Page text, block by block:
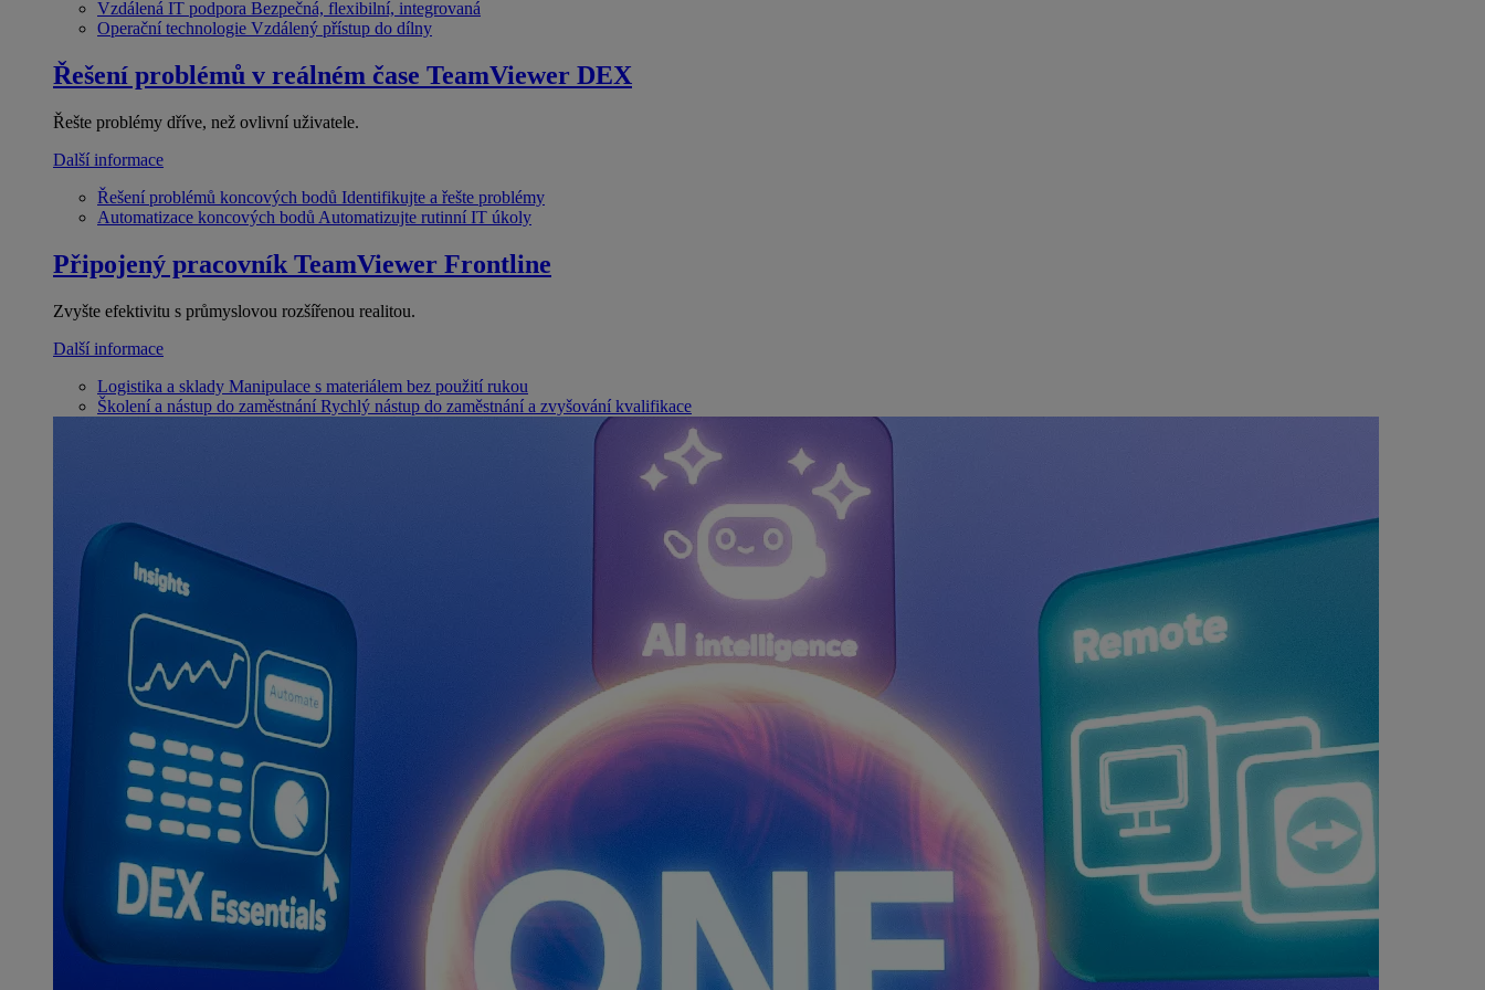
Vzdálená IT podpora Bezpečná, flexibilní, integrovaná
Operační technologie Vzdálený přístup do dílny
Řešení problémů v reálném čase TeamViewer DEX
Řešte problémy dříve, než ovlivní uživatele.
Další informace
Řešení problémů koncových bodů Identifikujte a řešte problémy
Automatizace koncových bodů Automatizujte rutinní IT úkoly
Připojený pracovník TeamViewer Frontline
Zvyšte efektivitu s průmyslovou rozšířenou realitou.
Další informace
Logistika a sklady Manipulace s materiálem bez použití rukou
Školení a nástup do zaměstnání Rychlý nástup do zaměstnání a zvyšování kvalifikace